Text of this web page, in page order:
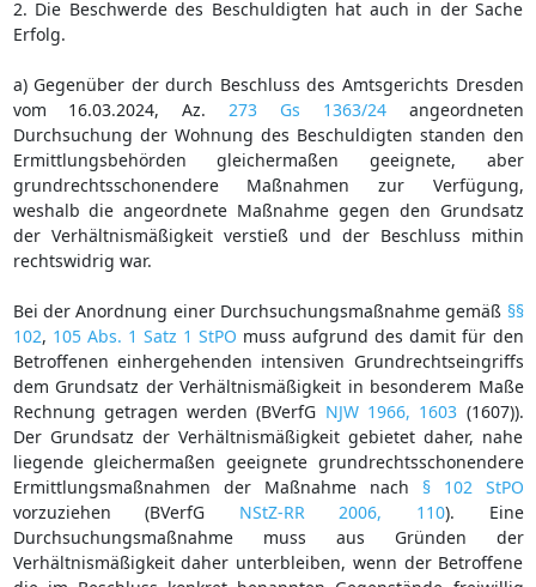
2. Die Beschwerde des Beschuldigten hat auch in der Sache
Erfolg.
a) Gegenüber der durch Beschluss des Amtsgerichts Dresden
vom 16.03.2024, Az. 273 Gs 1363/24angeordneten
Durchsuchung der Wohnung des Beschuldigten standen den
Ermittlungsbehörden gleichermaßen geeignete, aber
grundrechtsschonendere Maßnahmen zur Verfügung,
weshalb die angeordnete Maßnahme gegen den Grundsatz
der Verhältnismäßigkeit verstieß und der Beschluss mithin
rechtswidrig war.
Bei der Anordnung einer Durchsuchungsmaßnahme gemäß §§
102, 105 Abs. 1 Satz 1 StPO muss aufgrund des damit für den
Betroffenen einhergehenden intensiven Grundrechtseingriffs
dem Grundsatz der Verhältnismäßigkeit in besonderem Maße
Rechnung getragen werden (BVerfG NJW 1966, 1603 (1607)).
Der Grundsatz der Verhältnismäßigkeit gebietet daher, nahe
liegende gleichermaßen geeignete grundrechtsschonendere
Ermittlungsmaßnahmen der Maßnahme nach § 102 StPO
vorzuziehen (BVerfG NStZ-RR 2006, 110). Eine
Durchsuchungsmaßnahme muss aus Gründen der
Verhältnismäßigkeit daher unterbleiben, wenn der Betroffene